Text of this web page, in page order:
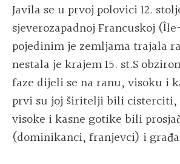
Javila se u prvoj polovici 12.
sjeverozapadnoj Francuskoj
pojedinim je zemljama trajala
nestala je krajem 15. st.S
faze dijeli se na ranu, visoku i
prvi su joj širitelji bili cisterciti,
visoke i kasne gotike bili
(dominikanci, franjevci) i